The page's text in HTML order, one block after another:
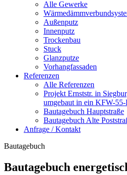
Alle Gewerke
Außenputz
Innenputz
Trockenbau
Stuck
Glanzputze
Vorhangfassaden
Referenzen
Alle Referenzen
Projekt Ernststr. in
umgebaut in ein KFW-55-
Bautagebuch Hauptstraße
Bautagebuch Alte
Anfrage / Kontakt
Bautagebuch
Bautagebuch